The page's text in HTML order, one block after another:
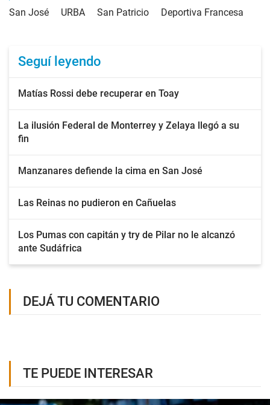
San José URBA San Patricio Deportiva Francesa
Seguí leyendo
Matías Rossi debe recuperar en Toay
La ilusión Federal de Monterrey y Zelaya llegó a su
fin
Manzanares defiende la cima en San José
Las Reinas no pudieron en Cañuelas
Los Pumas con capitán y try de Pilar no le alcanzó
ante Sudáfrica
DEJÁ TU COMENTARIO
TE PUEDE INTERESAR